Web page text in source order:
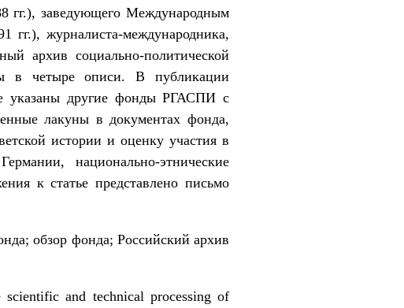
гг.), заведующего Международным
журналиста-международника,
архив социально-политической
в четыре описи. В публикации
указаны другие фонды РГАСПИ с
лакуны в документах фонда,
истории и оценку участия в
национально-этнические
к статье представлено письмо
обзор фонда; Российский архив
and technical processing of